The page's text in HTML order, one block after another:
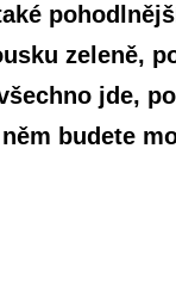
zeleně,
jde,
budete